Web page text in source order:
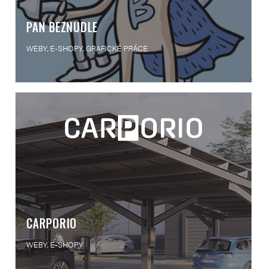
PAN BEZNUDLE
WEBY, E-SHOPY, GRAFICKÉ PRÁCE
CARPORIO
WEBY, E-SHOPY